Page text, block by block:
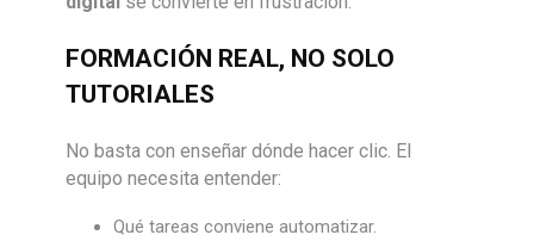
FORMACIÓN REAL, NO SOLO
TUTORIALES
No basta con enseñar dónde hacer clic. El
equipo necesita entender:
Qué tareas conviene automatizar.